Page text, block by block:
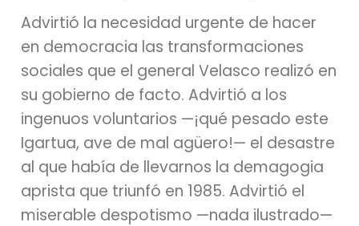
Advirtió la necesidad urgente de hacer
en democracia las transformaciones
sociales que el general Velasco realizó en
su gobierno de facto. Advirtió a los
ingenuos voluntarios —¡qué pesado este
Igartua, ave de mal agüero!— el desastre
al que había de llevarnos la demagogia
aprista que triunfó en 1985. Advirtió el
miserable despotismo —nada ilustrado—